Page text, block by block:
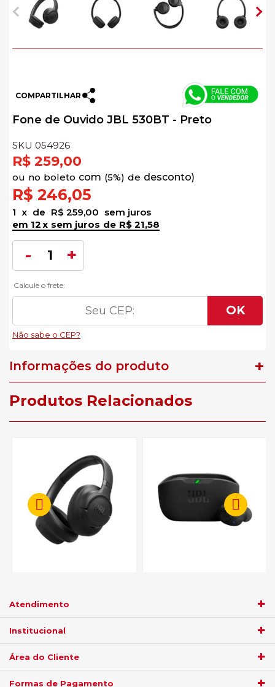
COMPARTILHAR
Fone de Ouvido JBL 530BT - Preto
SKU 054926
R$ 259,00
1 x de R$ 259,00 sem juros
12x de R$ 21,58
sem juros
R$ 246,05
de
5%)
no boleto
Informações do produto
Produtos Relacionados
R$ 341,05
no boleto
R$ 359,00
R$ 341,05
Atendimento
Institucional
Área do Cliente
Formas de Pagamento